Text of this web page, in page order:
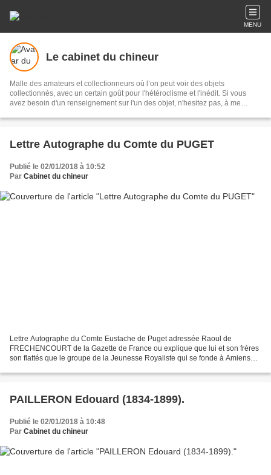
MENU
Le cabinet du chineur
Malle des amateurs et collectionneurs où l’on peut voir des objets
collectionnés, avec un certain goût pour l'hétéroclisme et l'inédit. Si vous
avez besoin d'un renseignement sur l'un des objet, n'hesitez pas, à me
Lettre Autographe du Comte du PUGET
Publié le 02/01/2018 à 10:52
Par Cabinet du chineur
Lettre Autographe du Comte Eustache de Puget adressée Raoul de
FRECHENCOURT de la Gazette de France ou explique que lui et son frères
son flattés que le groupe de la Jeunesse Royaliste qui se fonde à Amiens
PAILLERON Edouard (1834-1899).
Publié le 02/01/2018 à 10:48
Par Cabinet du chineur